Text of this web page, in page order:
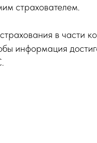
страхователем.
в части
информация